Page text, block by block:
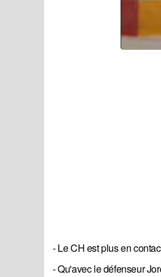
- Le CH est plus en
- Qu'avec le défenseur